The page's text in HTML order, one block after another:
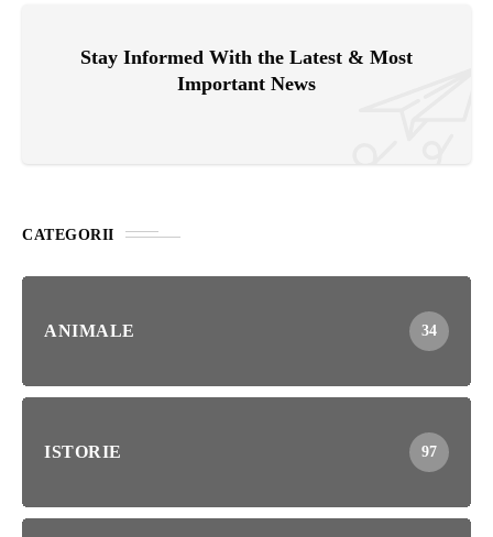
Stay Informed With the Latest & Most
Important News
CATEGORII
ANIMALE 34
ISTORIE 97